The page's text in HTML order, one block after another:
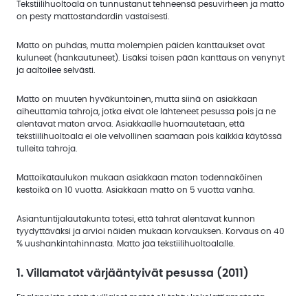
Tekstiilihuoltoala on tunnustanut tehneensä pesuvirheen ja matto
on pesty mattostandardin vastaisesti.
Matto on puhdas, mutta molempien päiden kanttaukset ovat
kuluneet (hankautuneet). Lisäksi toisen pään kanttaus on venynyt
ja aaltoilee selvästi.
Matto on muuten hyväkuntoinen, mutta siinä on asiakkaan
aiheuttamia tahroja, jotka eivät ole lähteneet pesussa pois ja ne
alentavat maton arvoa. Asiakkaalle huomautetaan, että
tekstiilihuoltoala ei ole velvollinen saamaan pois kaikkia käytössä
tulleita tahroja.
Mattoikätaulukon mukaan asiakkaan maton todennäköinen
kestoikä on 10 vuotta. Asiakkaan matto on 5 vuotta vanha.
Asiantuntijalautakunta totesi, että tahrat alentavat kunnon
tyydyttäväksi ja arvioi näiden mukaan korvauksen. Korvaus on 40
% uushankintahinnasta. Matto jää tekstiilihuoltoalalle.
1. Villamatot värjääntyivät pesussa (2011)